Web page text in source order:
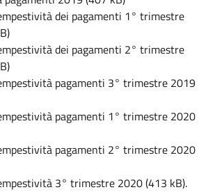
dei pagamenti 1° trimestre
dei pagamenti 2° trimestre
pagamenti 3° trimestre 2019
pagamenti 1° trimestre 2020
pagamenti 2° trimestre 2020
3° trimestre 2020 (413 kB).